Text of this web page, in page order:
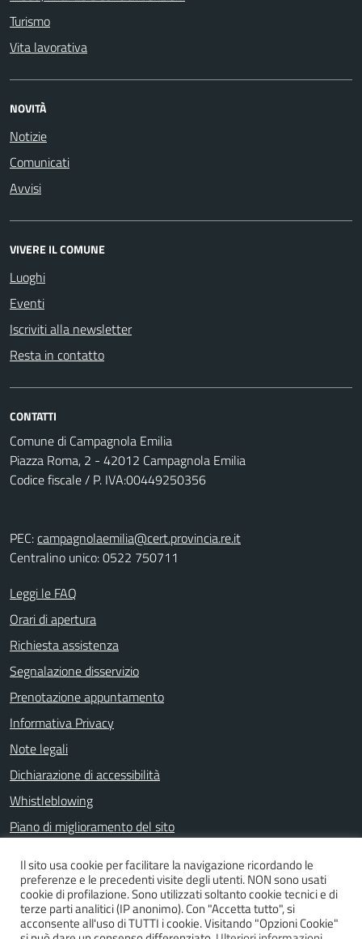
Turismo
Vita lavorativa
NOVITÀ
Notizie
Comunicati
Avvisi
VIVERE IL COMUNE
Luoghi
Eventi
Iscriviti alla newsletter
Resta in contatto
CONTATTI
Comune di Campagnola Emilia
Piazza Roma, 2 - 42012 Campagnola Emilia
Codice fiscale / P. IVA:00449250356
PEC:campagnolaemilia@cert.provincia.re.it
Centralino unico: 0522 750711
Leggi le FAQ
Orari di apertura
Richiesta assistenza
Segnalazione disservizio
Prenotazione appuntamento
Informativa Privacy
Note legali
Dichiarazione di accessibilità
Whistleblowing
Piano di miglioramento del sito
SEGUICI SU
Facebook
Il sito usa cookie per facilitare la navigazione ricordando le
preferenze e le precedenti visite degli utenti. NON sono usati
cookie di profilazione. Sono utilizzati soltanto cookie tecnici e di
terze parti analitici (IP anonimo). Con "Accetta tutto", si
acconsente all'uso di TUTTI i cookie. Visitando "Opzioni Cookie"